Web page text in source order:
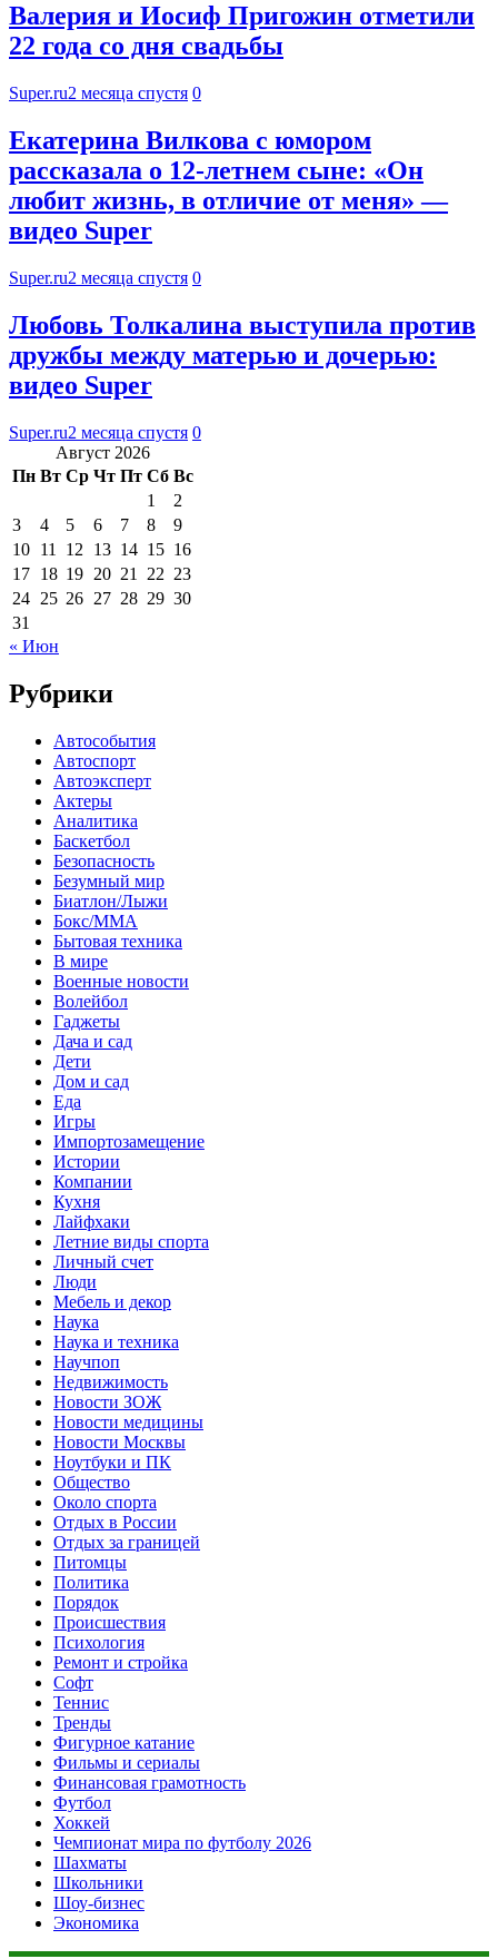
Валерия и Иосиф Пригожин отметили
22 года со дня свадьбы
Super.ru2 месяца спустя 0
Екатерина Вилкова с юмором
рассказала о 12-летнем сыне: «Он
любит жизнь, в отличие от меня» —
видео Super
Super.ru2 месяца спустя 0
Любовь Толкалина выступила против
дружбы между матерью и дочерью:
видео Super
Super.ru2 месяца спустя 0
Август 2026
Пн Вт Ср Чт Пт Сб Вс
1
2
3
4 5 6 7 8
9
10 11 12 13 14 15 16
17 18 19 20 21 22 23
24 25 26 27 28 29 30
31
« Июн
Рубрики
Автособытия
Автоспорт
Автоэксперт
Актеры
Аналитика
Баскетбол
Безопасность
Безумный мир
Биатлон/Лыжи
Бокс/MMA
Бытовая техника
В мире
Военные новости
Волейбол
Гаджеты
Дача и сад
Дети
Дом и сад
Еда
Игры
Импортозамещение
Истории
Компании
Кухня
Лайфхаки
Летние виды спорта
Личный счет
Люди
Мебель и декор
Наука
Наука и техника
Научпоп
Недвижимость
Новости ЗОЖ
Новости медицины
Новости Москвы
Ноутбуки и ПК
Общество
Около спорта
Отдых в России
Отдых за границей
Питомцы
Политика
Порядок
Происшествия
Психология
Ремонт и стройка
Софт
Теннис
Тренды
Фигурное катание
Фильмы и сериалы
Финансовая грамотность
Футбол
Хоккей
Чемпионат мира по футболу 2026
Шахматы
Школьники
Шоу-бизнес
Экономика